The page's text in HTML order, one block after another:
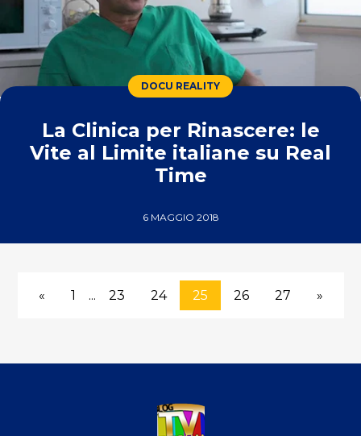
DOCU REALITY
La Clinica per Rinascere: le
Vite al Limite italiane su Real
Time
6 MAGGIO 2018
« 1 ... 23 24 25 26 27 »